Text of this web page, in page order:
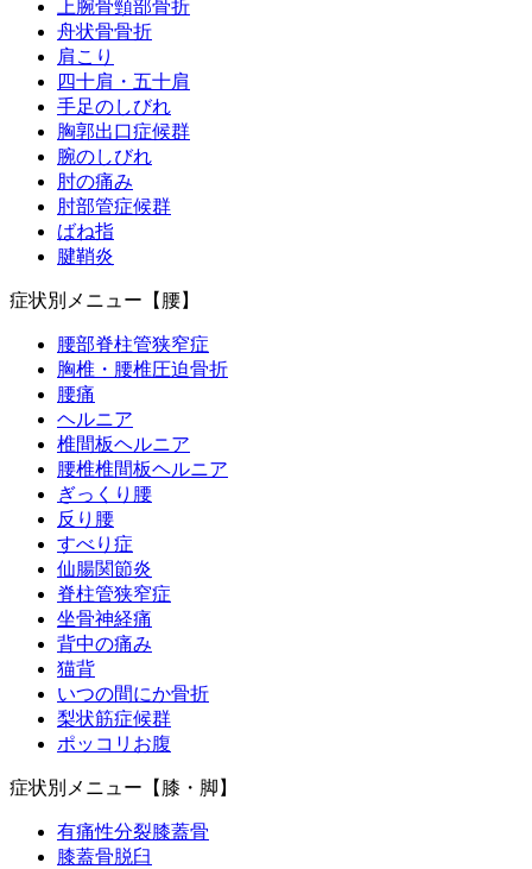
上腕骨頸部骨折
舟状骨骨折
肩こり
四十肩・五十肩
手足のしびれ
胸郭出口症候群
腕のしびれ
肘の痛み
肘部管症候群
ばね指
腱鞘炎
症状別メニュー【腰】
腰部脊柱管狭窄症
胸椎・腰椎圧迫骨折
腰痛
ヘルニア
椎間板ヘルニア
腰椎椎間板ヘルニア
ぎっくり腰
反り腰
すべり症
仙腸関節炎
脊柱管狭窄症
坐骨神経痛
背中の痛み
猫背
いつの間にか骨折
梨状筋症候群
ポッコリお腹
症状別メニュー【膝・脚】
有痛性分裂膝蓋骨
膝蓋骨脱臼